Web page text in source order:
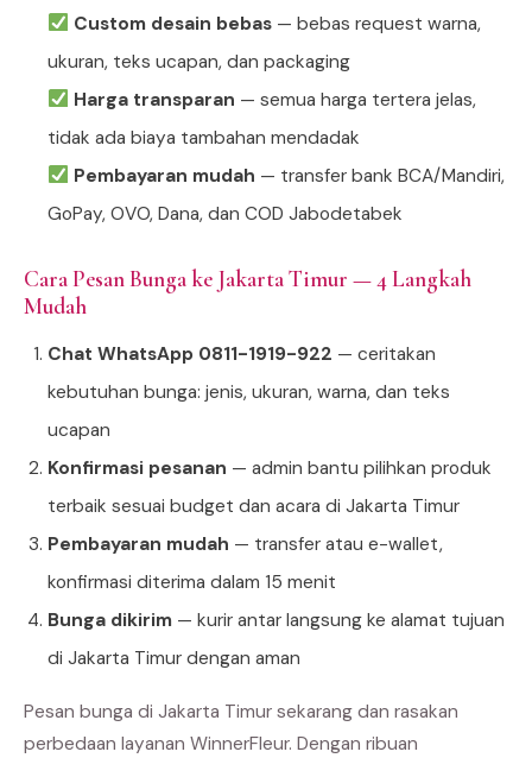
Custom desain bebas— bebas request warna,
ukuran, teks ucapan, dan packaging
Harga transparan — semua harga tertera jelas,
tidak ada biaya tambahan mendadak
Pembayaran mudah — transfer bank BCA/Mandiri,
GoPay, OVO, Dana, dan COD Jabodetabek
Cara Pesan Bunga ke Jakarta Timur — 4 Langkah
Mudah
Chat WhatsApp 0811-1919-922 — ceritakan
kebutuhan bunga: jenis, ukuran, warna, dan teks
ucapan
Konfirmasi pesanan — admin bantu pilihkan produk
terbaik sesuai budget dan acara di Jakarta Timur
Pembayaran mudah — transfer atau e-wallet,
konfirmasi diterima dalam 15 menit
Bunga dikirim — kurir antar langsung ke alamat tujuan
di Jakarta Timur dengan aman
Pesan bunga di Jakarta Timur sekarang dan rasakan
perbedaan layanan WinnerFleur. Dengan ribuan